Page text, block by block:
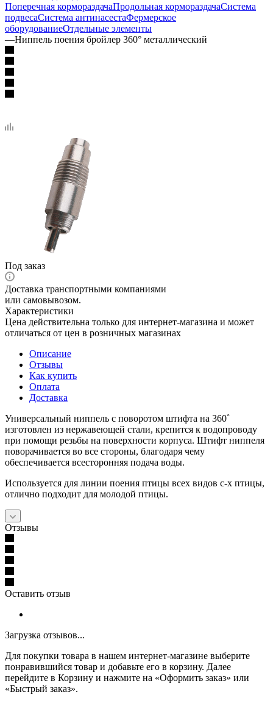
Поперечная кормораздачаПродольная кормораздачаСистема
подвесаСистема антинасестаФермерское
оборудованиеОтдельные элементы
—Ниппель поения бройлер 360° металлический
Под заказ
Доставка транспортными компаниями
или самовывозом.
Характеристики
Цена действительна только для интернет-магазина и может
отличаться от цен в розничных магазинах
Описание
Отзывы
Как купить
Оплата
Доставка
Универсальный ниппель с поворотом штифта на 360˚
изготовлен из нержавеющей стали, крепится к водопроводу
при помощи резьбы на поверхности корпуса. Штифт ниппеля
поворачивается во все стороны, благодаря чему
обеспечивается всесторонняя подача воды.
Используется для линии поения птицы всех видов с-х птицы,
отлично подходит для молодой птицы.
Отзывы
Оставить отзыв
Загрузка отзывов...
Для покупки товара в нашем интернет-магазине выберите
понравившийся товар и добавьте его в корзину. Далее
перейдите в Корзину и нажмите на «Оформить заказ» или
«Быстрый заказ».